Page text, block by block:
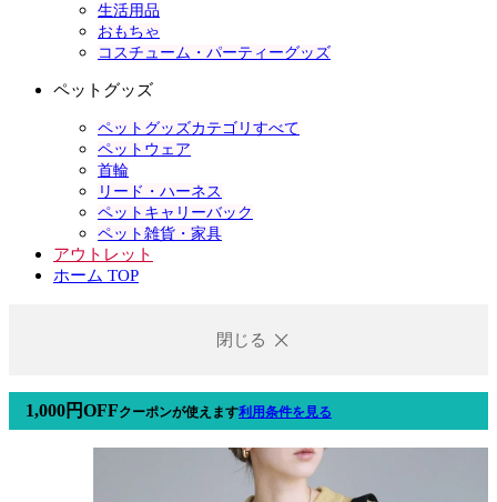
生活用品
おもちゃ
コスチューム・パーティーグッズ
ペットグッズ
ペットグッズカテゴリすべて
ペットウェア
首輪
リード・ハーネス
ペットキャリーバック
ペット雑貨・家具
アウトレット
ホーム TOP
閉じる
1,000円OFFクーポンが使えます利用条件を見る